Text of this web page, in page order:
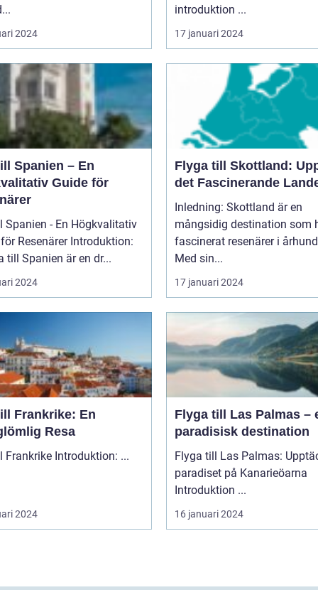
2024
introduktion ...
17 januari 2024
Spanien – En
Guide för
Spanien - En Högkvalitativ
Introduktion:
till Spanien är en dr...
2024
Flyga till Skottland:
det Fascinerande
Inledning: Skottland är en
mångsidig destination som
fascinerat resenärer i
Med sin...
17 januari 2024
Frankrike: En
Resa
Åka till Frankrike Introduktion: ...
2024
Flyga till Las Palmas –
paradisisk destination
Flyga till Las Palmas:
paradiset på Kanarieöarna
Introduktion ...
16 januari 2024